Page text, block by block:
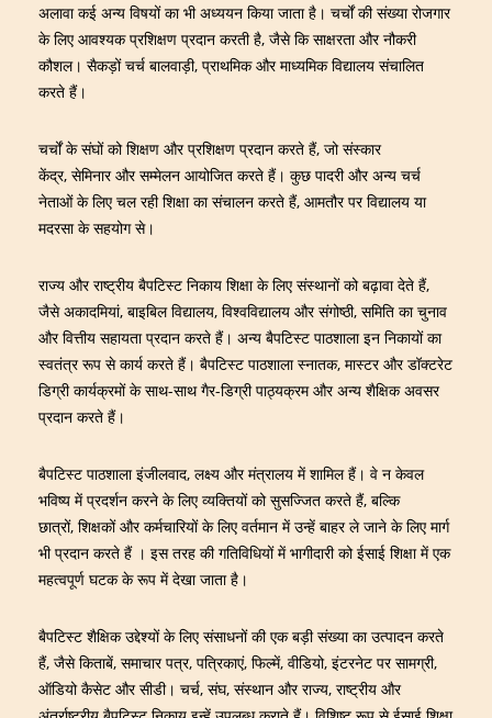
अलावा कई अन्य विषयों का भी अध्ययन किया जाता है। चर्चों की संख्या रोजगार
के लिए आवश्यक प्रशिक्षण प्रदान करती है, जैसे कि साक्षरता और नौकरी
कौशल। सैकड़ों चर्च बालवाड़ी, प्राथमिक और माध्यमिक विद्यालय संचालित
करते हैं।
चर्चों के संघों को शिक्षण और प्रशिक्षण प्रदान करते हैं, जो संस्कार
केंद्र, सेमिनार और सम्मेलन आयोजित करते हैं। कुछ पादरी और अन्य चर्च
नेताओं के लिए चल रही शिक्षा का संचालन करते हैं, आमतौर पर विद्यालय या
मदरसा के सहयोग से।
राज्य और राष्ट्रीय बैपटिस्ट निकाय शिक्षा के लिए संस्थानों को बढ़ावा देते हैं,
जैसे अकादमियां, बाइबिल विद्यालय, विश्वविद्यालय और संगोष्ठी, समिति का चुनाव
और वित्तीय सहायता प्रदान करते हैं। अन्य बैपटिस्ट पाठशाला इन निकायों का
स्वतंत्र रूप से कार्य करते हैं। बैपटिस्ट पाठशाला स्नातक, मास्टर और डॉक्टरेट
डिग्री कार्यक्रमों के साथ-साथ गैर-डिग्री पाठ्यक्रम और अन्य शैक्षिक अवसर
प्रदान करते हैं।
बैपटिस्ट पाठशाला इंजीलवाद, लक्ष्य और मंत्रालय में शामिल हैं। वे न केवल
भविष्य में प्रदर्शन करने के लिए व्यक्तियों को सुसज्जित करते हैं, बल्कि
छात्रों, शिक्षकों और कर्मचारियों के लिए वर्तमान में उन्हें बाहर ले जाने के लिए मार्ग
भी प्रदान करते हैं । इस तरह की गतिविधियों में भागीदारी को ईसाई शिक्षा में एक
महत्वपूर्ण घटक के रूप में देखा जाता है।
बैपटिस्ट शैक्षिक उद्देश्यों के लिए संसाधनों की एक बड़ी संख्या का उत्पादन करते
हैं, जैसे किताबें, समाचार पत्र, पत्रिकाएं, फिल्में, वीडियो, इंटरनेट पर सामग्री,
ऑडियो कैसेट और सीडी। चर्च, संघ, संस्थान और राज्य, राष्ट्रीय और